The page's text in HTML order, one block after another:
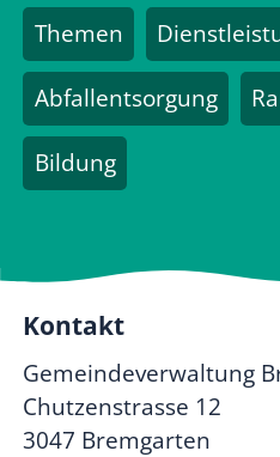
Themen
Abfallentsorgung
Bildung
Kontakt
Gemeindeverwaltung
Chutzenstrasse 12
3047 Bremgarten